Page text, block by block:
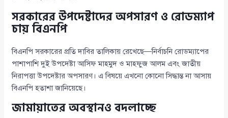
সরকারের উপদেষ্টাদের অপসারণ ও রোডম্যাপ
চায় বিএনপি
বিএনপি সরকারের প্রতি দাবির তালিকায় রেখেছে—নির্বাচনি রোডম্যাপের
পাশাপাশি দুই উপদেষ্টা আসিফ মাহমুদ ও মাহফুজ আলম এবং জাতীয়
নিরাপত্তা উপদেষ্টার অপসারণ। এ বিষয়ে এখনো কোনো সিদ্ধান্ত না আসায়
বিএনপি হতাশা জানিয়েছে।
জামায়াতের অবস্থানও বদলাচ্ছে